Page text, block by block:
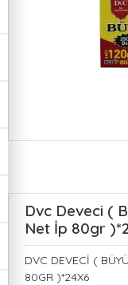
Dvc Deveci (
Net İp 80gr
DVC DEVECİ (
80GR )*24X6